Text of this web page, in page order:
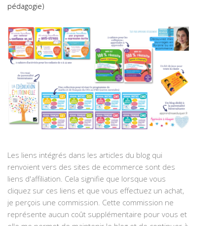
pédagogie)
Les liens intégrés dans les articles du blog qui
renvoient vers des sites de ecommerce sont des
liens d'affiliation. Cela signifie que lorsque vous
cliquez sur ces liens et que vous effectuez un achat,
je perçois une commission. Cette commission ne
représente aucun coût supplémentaire pour vous et